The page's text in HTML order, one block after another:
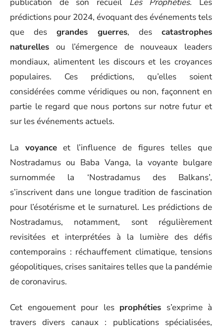
publication de son recueil Les Prophéties. Les
prédictions pour 2024, évoquant des événements tels
que des grandes guerres, des catastrophes
naturelles ou l’émergence de nouveaux leaders
mondiaux, alimentent les discours et les croyances
populaires. Ces prédictions, qu’elles soient
considérées comme véridiques ou non, façonnent en
partie le regard que nous portons sur notre futur et
sur les événements actuels.
La voyanceet l’influence de figures telles que
Nostradamus ou Baba Vanga, la voyante bulgare
surnommée la ‘Nostradamus des Balkans’,
s’inscrivent dans une longue tradition de fascination
pour l’ésotérisme et le surnaturel. Les prédictions de
Nostradamus, notamment, sont régulièrement
revisitées et interprétées à la lumière des défis
contemporains : réchauffement climatique, tensions
géopolitiques, crises sanitaires telles que la pandémie
de coronavirus.
Cet engouement pour les prophéties s’exprime à
travers divers canaux : publications spécialisées,